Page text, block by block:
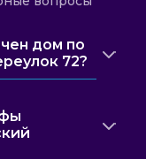
дом по
72?